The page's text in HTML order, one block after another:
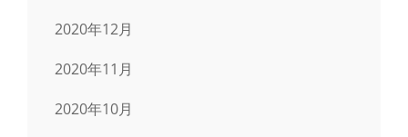
2020年12月
2020年11月
2020年10月